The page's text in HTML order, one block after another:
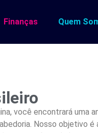
Finanças Quem
você encontrará uma
Nosso objetivo é